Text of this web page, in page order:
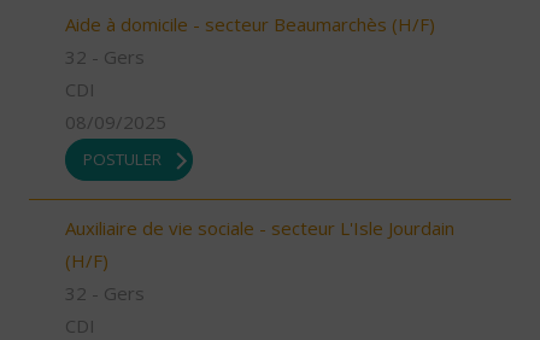
Aide à domicile - secteur Beaumarchès (H/F)
32 - Gers
CDI
08/09/2025
POSTULER
Auxiliaire de vie sociale - secteur L'Isle Jourdain
(H/F)
32 - Gers
CDI